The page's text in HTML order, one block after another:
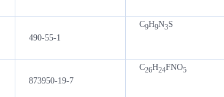
490-55-1
C9H9N3S
873950-19-7
C26H24FNO5